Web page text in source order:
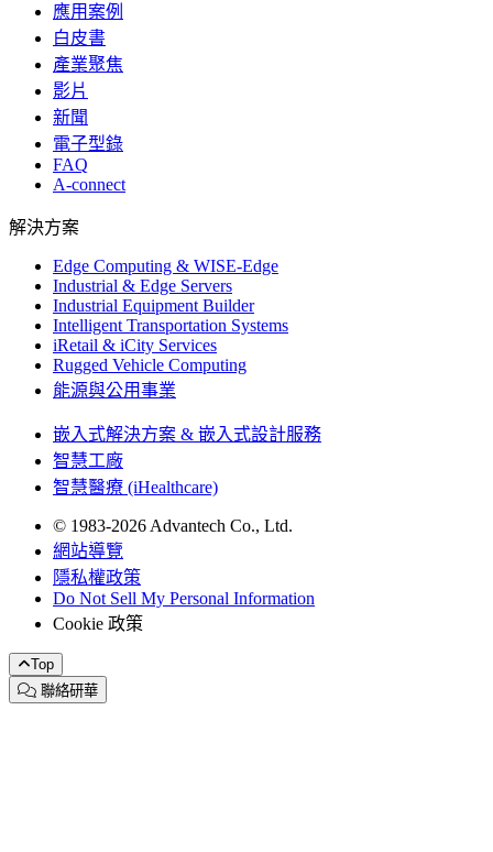
應用案例
白皮書
產業聚焦
影片
新聞
電子型錄
FAQ
A-connect
解決方案
Edge Computing & WISE-Edge
Industrial & Edge Servers
Industrial Equipment Builder
Intelligent Transportation Systems
iRetail & iCity Services
Rugged Vehicle Computing
能源與公用事業
嵌入式解決方案 & 嵌入式設計服務
智慧工廠
智慧醫療 (iHealthcare)
© 1983-2026 Advantech Co., Ltd.
網站導覽
隱私權政策
Do Not Sell My Personal Information
Cookie 政策
Top
聯絡研華